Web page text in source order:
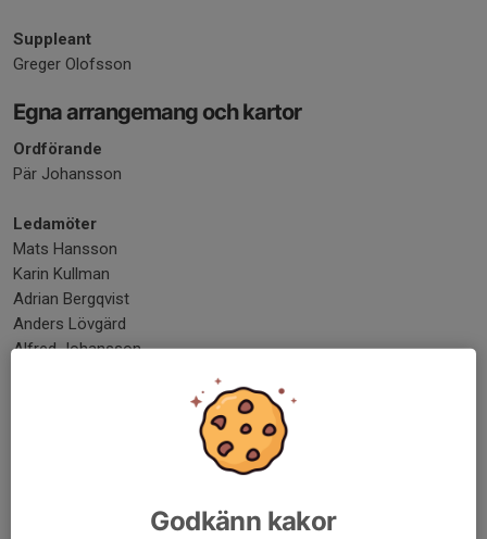
Suppleant
Greger Olofsson
Egna arrangemang och kartor
Ordförande
Pär Johansson
Ledamöter
Mats Hansson
Karin Kullman
Adrian Bergqvist
Anders Lövgärd
Alfred Johansson
Kommunikation och ekonomi
Godkänn kakor